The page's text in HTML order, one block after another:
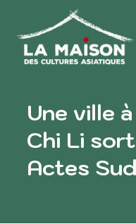
Une ville
Chi Li
Actes